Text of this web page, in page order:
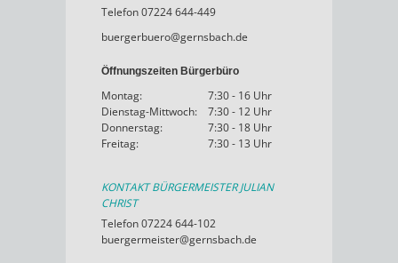
Telefon 07224 644-449
buergerbuero@gernsbach.de
Öffnungszeiten Bürgerbüro
Montag:
7:30 - 16 Uhr
Dienstag-Mittwoch:
7:30 - 12 Uhr
Donnerstag:
7:30 - 18 Uhr
Freitag:
7:30 - 13 Uhr
KONTAKT BÜRGERMEISTER JULIAN
CHRIST
Telefon 07224 644-102
buergermeister@gernsbach.de